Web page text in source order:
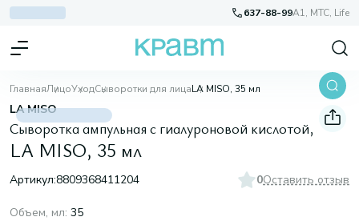
637-88-99A1, МТС, Life
ГлавнаяЛицоУходСыворотки для лицаLA MISO, 35 мл
LA MISO
Сыворотка ампульная с гиалуроновой кислотой,
LA MISO, 35 мл
Артикул:8809368411204 0Оставить отзыв
Объем, мл: 35